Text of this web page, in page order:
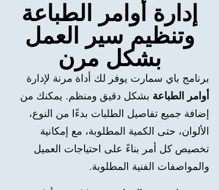
إدارة أوامر الطباعة
وتنظيم سير العمل
بشكل مرن
برنامج باي سمارت يوفر لك أداة مرنة لإدارة
أوامر الطباعة بشكل دقيق ومنظم. يمكنك من
إضافة جميع تفاصيل الطلبات بدءًا من النوع،
الألوان، حتى الكمية المطلوبة، مع إمكانية
تخصيص كل أمر بناءً على احتياجات العميل
والمواصفات الفنية المطلوبة.